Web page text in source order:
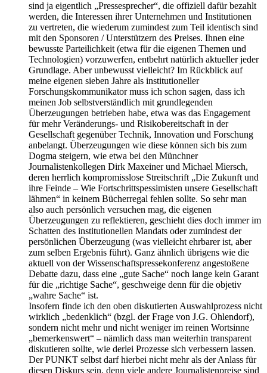
sind ja eigentlich „Pressesprecher“, die offiziell dafür bezahlt
werden, die Interessen ihrer Unternehmen und Institutionen
zu vertreten, die wiederum zumindest zum Teil identisch sind
mit den Sponsoren / Unterstützern des Preises. Ihnen eine
bewusste Parteilichkeit (etwa für die eigenen Themen und
Technologien) vorzuwerfen, entbehrt natürlich aktueller jeder
Grundlage. Aber unbewusst vielleicht? Im Rückblick auf
meine eigenen sieben Jahre als institutioneller
Forschungskommunikator muss ich schon sagen, dass ich
meinen Job selbstverständlich mit grundlegenden
Überzeugungen betrieben habe, etwa was das Engagement
für mehr Veränderungs- und Risikobereitschaft in der
Gesellschaft gegenüber Technik, Innovation und Forschung
anbelangt. Überzeugungen wie diese können sich bis zum
Dogma steigern, wie etwa bei den Münchner
Journalistenkollegen Dirk Maxeiner und Michael Miersch,
deren herrlich kompromisslose Streitschrift „Die Zukunft und
ihre Feinde – Wie Fortschrittspessimisten unsere Gesellschaft
lähmen“ in keinem Bücherregal fehlen sollte. So sehr man
also auch persönlich versuchen mag, die eigenen
Überzeugungen zu reflektieren, geschieht dies doch immer im
Schatten des institutionellen Mandats oder zumindest der
persönlichen Überzeugung (was vielleicht ehrbarer ist, aber
zum selben Ergebnis führt). Ganz ähnlich übrigens wie die
aktuell von der Wissenschaftspressekonferenz angestoßene
Debatte dazu, dass eine „gute Sache“ noch lange kein Garant
für die „richtige Sache“, geschweige denn für die objetiv
„wahre Sache“ ist.
Insofern finde ich den oben diskutierten Auswahlprozess nicht
wirklich „bedenklich“ (bzgl. der Frage von J.G. Ohlendorf),
sondern nicht mehr und nicht weniger im reinen Wortsinne
„bemerkenswert“ – nämlich dass man weiterhin transparent
diskutieren sollte, wie derlei Prozesse sich verbessern lassen.
Der PUNKT selbst darf hierbei nicht mehr als der Anlass für
diesen Diskurs sein, denn viele andere Journalistenpreise sind